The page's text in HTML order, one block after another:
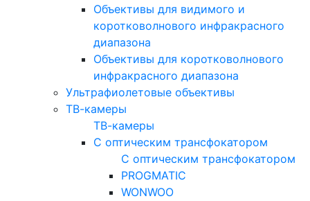
Объективы для видимого и
коротковолнового инфракрасного
диапазона
Объективы для коротковолнового
инфракрасного диапазона
Ультрафиолетовые объективы
ТВ-камеры
ТВ-камеры
С оптическим трансфокатором
С оптическим трансфокатором
PROGMATIC
WONWOO